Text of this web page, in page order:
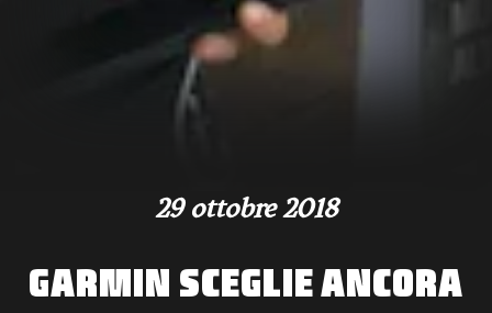
29 ottobre 2018
GARMIN SCEGLIE ANCORA